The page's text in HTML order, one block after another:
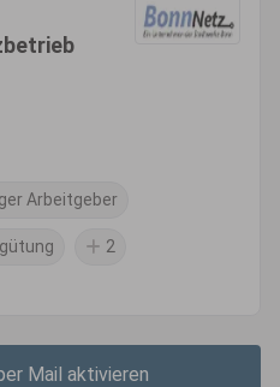
Arbeitgeber
2
Mail aktivieren